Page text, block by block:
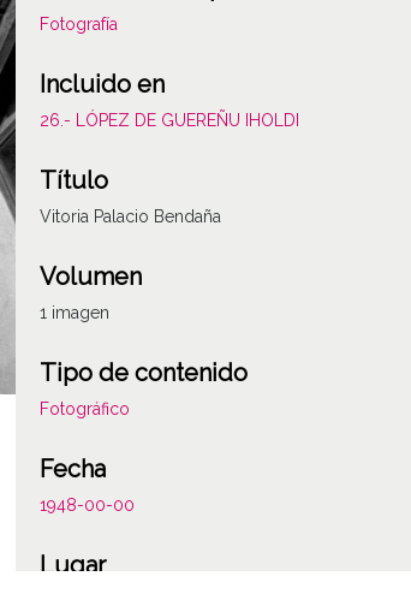
Fotografía
Incluido en
26.- LÓPEZ DE GUEREÑU IHOLDI
Título
Vitoria Palacio Bendaña
Volumen
1 imagen
Tipo de contenido
Fotográfico
Fecha
1948-00-00
Lugar